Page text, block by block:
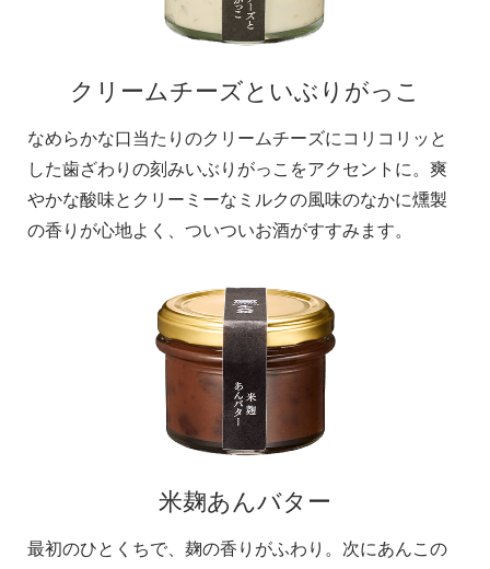
クリームチーズといぶりがっこ
なめらかな口当たりのクリームチーズにコリコリッと
した歯ざわりの刻みいぶりがっこをアクセントに。爽
やかな酸味とクリーミーなミルクの風味のなかに燻製
の香りが心地よく、ついついお酒がすすみます。
米麹あんバター
最初のひとくちで、麹の香りがふわり。次にあんこの